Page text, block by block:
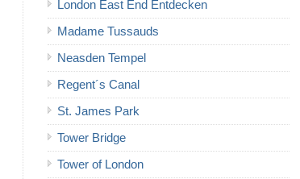
London East End Entdecken
Madame Tussauds
Neasden Tempel
Regent´s Canal
St. James Park
Tower Bridge
Tower of London